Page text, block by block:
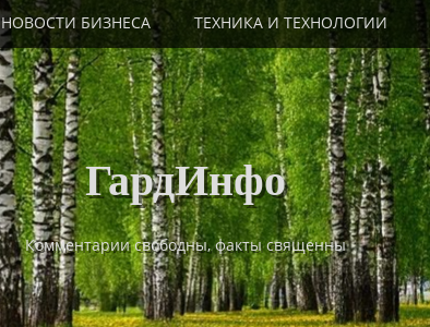
НОВОСТИ БИЗНЕСА ТЕХНИКА И ТЕХНОЛОГИИ
ГардИнфо
Комментарии свободны, факты священны